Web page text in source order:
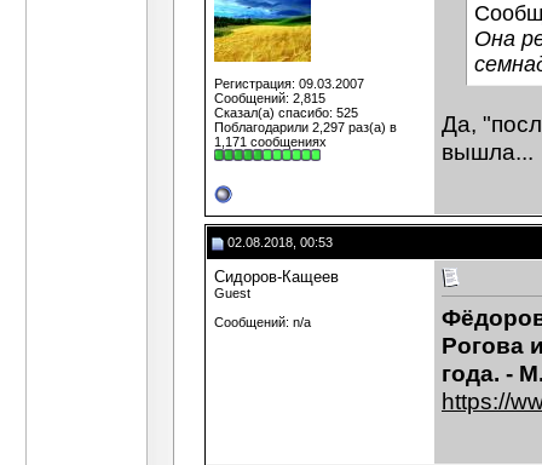
Регистрация: 09.03.2007
Сообщений: 2,815
Сказал(а) спасибо: 525
Поблагодарили 2,297 раз(а) в
1,171 сообщениях
Она
Да,
вышла...
02.08.2018, 00:53
Сидоров-Кащеев
Guest
Сообщений: n/a
Рогова
года. -
https://